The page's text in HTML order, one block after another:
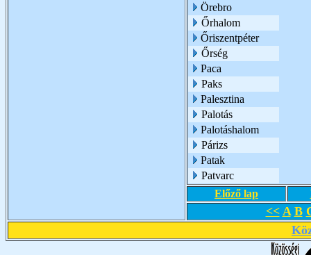
Örebro
Őrhalom
Őriszentpéter
Őrség
Paca
Paks
Palesztina
Palotás
Palotáshalom
Párizs
Patak
Patvarc
Előző lap
<< A B